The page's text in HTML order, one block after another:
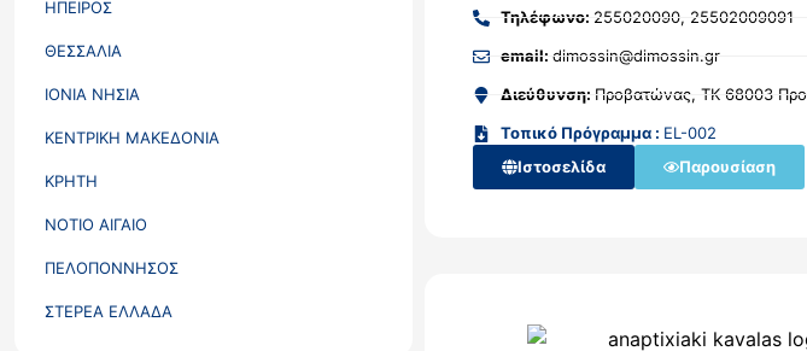
ΗΠΕΙΡΟΣ
ΘΕΣΣΑΛΙΑ
ΙΟΝΙΑ ΝΗΣΙΑ
ΚΕΝΤΡΙΚΗ ΜΑΚΕΔΟΝΙΑ
ΚΡΗΤΗ
ΝΟΤΙΟ ΑΙΓΑΙΟ
ΠΕΛΟΠΟΝΝΗΣΟΣ
ΣΤΕΡΕΑ ΕΛΛΑΔΑ
Τηλέφωνο: 255020090, 25502009091
email: dimossin@dimossin.gr
Διεύθυνση: Προβατώνας, ΤΚ 68003
Τοπικό Πρόγραμμα : EL-002
Ιστοσελίδα
Παρουσίαση